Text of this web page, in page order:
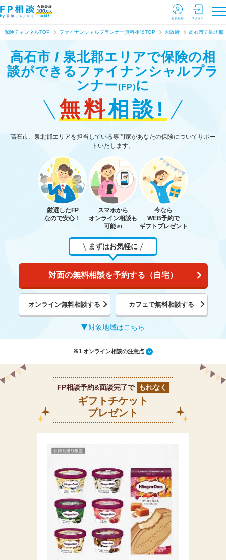
会員登録 ログイン
保険チャンネルTOP ファイナンシャルプランナー無料相談TOP 大阪府 高石市 / 泉北郡
高石市 / 泉北郡エリアで保険の相
談ができる ファイナンシャルプラ
ンナー(FP)に
無料相談!
高石市、泉北郡エリアを担当している専門家があなたの保険についてサポー
トいたします。
厳選したFP
なので安心！
スマホから
オンライン相談も
可能※1
今なら
WEB予約で
ギフトプレゼント
まずはお気軽に
対面の無料相談を予約する（自宅）
オンライン無料相談する カフェで無料相談する
対象地域はこちら
※1 オンライン相談の注意点
FP相談予約&面談完了で もれなく
ギフトチケット
プレゼント